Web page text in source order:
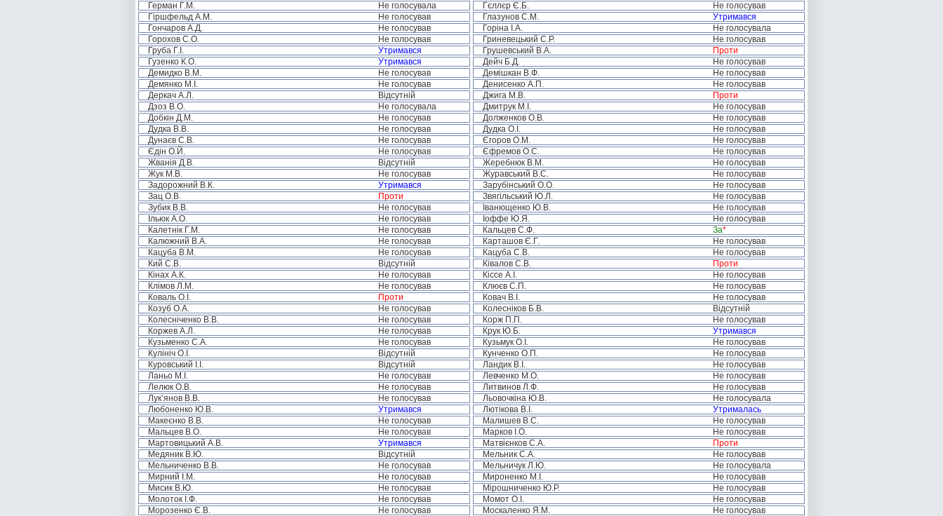
Герман Г.М.
Не голосувала Гєллєр Є.Б.
Не голосував
Гіршфельд А.М.
Не голосував Глазунов С.М.
Утримався
Гончаров А.Д.
Не голосував Горіна І.А.
Не голосувала
Горохов С.О.
Не голосував Гриневецький С.Р.
Не голосував
Груба Г.І.
Утримався Грушевський В.А.
Проти
Гузенко К.О.
Утримався Дейч Б.Д.
Не голосував
Демидко В.М.
Не голосував Демішкан В.Ф.
Не голосував
Демянко М.І.
Не голосував Денисенко А.П.
Не голосував
Деркач А.Л.
Відсутній Джига М.В.
Проти
Дзоз В.О.
Не голосувала Дмитрук М.І.
Не голосував
Добкін Д.М.
Не голосував Долженков О.В.
Не голосував
Дудка В.В.
Не голосував Дудка О.І.
Не голосував
Дунаєв С.В.
Не голосував Єгоров О.М.
Не голосував
Єдін О.Й.
Не голосував Єфремов О.С.
Не голосував
Жванія Д.В.
Відсутній Жеребнюк В.М.
Не голосував
Жук М.В.
Не голосував Журавський В.С.
Не голосував
Задорожний В.К.
Утримався Зарубінський О.О.
Не голосував
Зац О.В.
Проти Звягільський Ю.Л.
Не голосував
Зубик В.В.
Не голосував Іванющенко Ю.В.
Не голосував
Ільюк А.О.
Не голосував Іоффе Ю.Я.
Не голосував
Калетнік Г.М.
Не голосував Кальцев С.Ф. За*
Калюжний В.А.
Не голосував Карташов Є.Г.
Не голосував
Кацуба В.М.
Не голосував Кацуба С.В.
Не голосував
Кий С.В.
Відсутній Ківалов С.В.
Проти
Кінах А.К.
Не голосував Кіссе А.І.
Не голосував
Клімов Л.М.
Не голосував Клюєв С.П.
Не голосував
Коваль О.І.
Проти Ковач В.І.
Не голосував
Козуб О.А.
Не голосував Колесніков Б.В.
Відсутній
Колесніченко В.В.
Не голосував Корж П.П.
Не голосував
Коржев А.Л.
Не голосував Крук Ю.Б.
Утримався
Кузьменко С.А.
Не голосував Кузьмук О.І.
Не голосував
Кулініч О.І.
Відсутній Кунченко О.П.
Не голосував
Куровський І.І.
Відсутній Ландик В.І.
Не голосував
Ланьо М.І.
Не голосував Левченко М.О.
Не голосував
Лелюк О.В.
Не голосував Литвинов Л.Ф.
Не голосував
Лук’янов В.В.
Не голосував Льовочкіна Ю.В.
Не голосувала
Любоненко Ю.В.
Утримався Лютікова В.І.
Утрималась
Макеєнко В.В.
Не голосував Малишев В.С.
Не голосував
Мальцев В.О.
Не голосував Марков І.О.
Не голосував
Мартовицький А.В.
Утримався Матвієнков С.А.
Проти
Медяник В.Ю.
Відсутній Мельник С.А.
Не голосував
Мельниченко В.В.
Не голосував Мельничук Л.Ю.
Не голосувала
Мирний І.М.
Не голосував Мироненко М.І.
Не голосував
Мисик В.Ю.
Не голосував Мірошниченко Ю.Р.
Не голосував
Молоток І.Ф.
Не голосував Момот О.І.
Не голосував
Морозенко Є.В.
Не голосував Москаленко Я.М.
Не голосував